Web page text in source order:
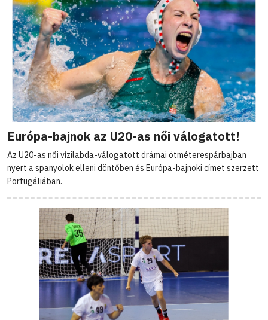
Európa-bajnok az U20-as női válogatott!
Az U20-as női vízilabda-válogatott drámai ötméterespárbajban
nyert a spanyolok elleni döntőben és Európa-bajnoki címet szerzett
Portugáliában.